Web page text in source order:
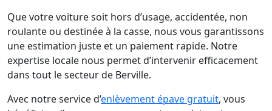
Que votre voiture soit hors d’usage, accidentée, non
roulante ou destinée à la casse, nous vous garantissons
une estimation juste et un paiement rapide. Notre
expertise locale nous permet d’intervenir efficacement
dans tout le secteur de Berville.
Avec notre service d’enlèvement épave gratuit, vous